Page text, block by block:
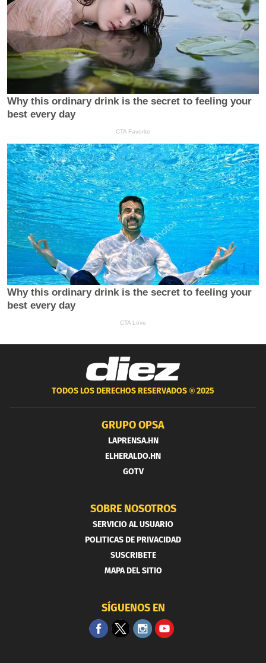
TODOS LOS DERECHOS RESERVADOS ®2025
GRUPO OPSA
LAPRENSA.HN
ELHERALDO.HN
GOTV
SOBRE NOSOTROS
SERVICIO AL USUARIO
POLITICAS DE PRIVACIDAD
SUSCRIBETE
MAPA DEL SITIO
SÍGUENOS EN